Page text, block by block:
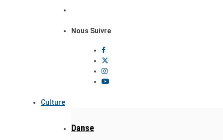
Nous Suivre
Culture
Danse